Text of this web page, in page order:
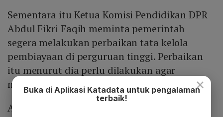
Sementara itu Ketua Komisi Pendidikan DPR
Abdul Fikri Faqih meminta pemerintah
segera melakukan perbaikan tata kelola
pembiayaan di perguruan tinggi. Perbaikan
itu menurut dia perlu dilakukan agar
mahasiswa tidak merasa terbebani.
Abdul juga mengingatkan pemerintah untuk
×
Buka di Aplikasi Katadata untuk pengalaman
terbaik!